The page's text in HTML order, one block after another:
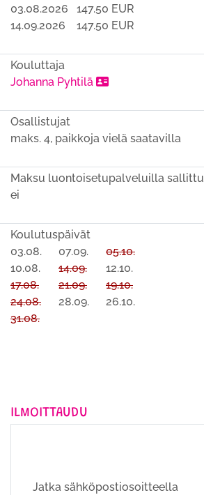
03.08.2026
147.50 EUR
14.09.2026
147.50 EUR
Kouluttaja
Johanna Pyhtilä
Osallistujat
maks. 4, paikkoja vielä saatavilla
Maksu luontoisetupalveluilla sallittu
ei
Koulutuspäivät
03.08.
10.08.
17.08.
24.08.
31.08.
07.09.
14.09.
21.09.
28.09.
05.10.
12.10.
19.10.
26.10.
ILMOITTAUDU
Jatka sähköpostiosoitteella